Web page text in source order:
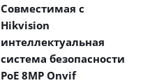
Совместимая с
Hikvision
интеллектуальная
система безопасности
PoE 8MP Onvif